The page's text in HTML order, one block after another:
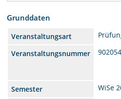
Grunddaten
Veranstaltungsart
Veranstaltungsnummer
Semester
WiSe